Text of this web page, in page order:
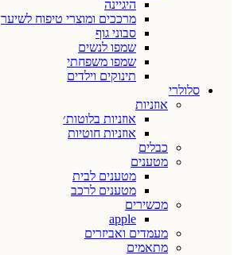
היגיינה
מרככים ומוצרי טיפוח לשיער
סבוני גוף
שמפו לנשים
שמפו משפחתי
תינוקים וילדים
סלולרי
אוזניות
אוזניות בלוטות׳
אוזניות חוטיות
כבלים
מטענים
מטענים לבית
מטענים לרכב
מכשירים
apple
מעמדים ואביזרים
מתאמים